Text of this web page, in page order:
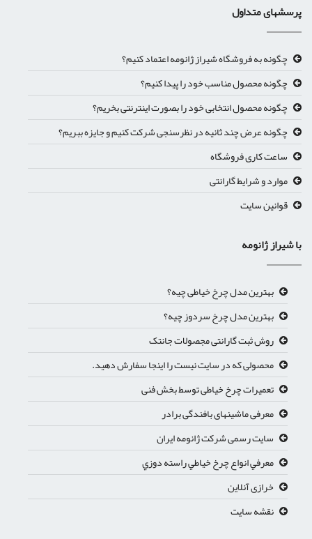
پرسشهای متداول
چگونه به فروشگاه شیراز ژانومه اعتماد کنیم؟
چگونه محصول مناسب خود را پیدا کنیم؟
چگونه محصول انتخابی خود را بصورت اینترنتی بخریم؟
چگونه عرض چند ثانیه در نظرسنجی شرکت کنیم و جایزه ببریم؟
ساعت کاری فروشگاه
موارد و شرایط گارانتی
قوانین سایت
با شیراز ژانومه
بهترین مدل چرخ خیاطی چیه؟
بهترین مدل چرخ سردوز چیه؟
روش ثبت گارانتی مجصولات جانتک
محصولی که در سایت نیست را اینجا سفارش دهید.
تعمیرات چرخ خیاطی توسط بخش فنی
معرفی ماشینهای بافندگی برادر
سایت رسمی شرکت ژانومه ایران
معرفي انواع چرخ خياطي راسته دوزي
خرازی آنلاین
نقشه سایت